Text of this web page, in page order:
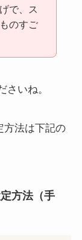
で、ス
のすご
さいね。
方法は下記の
方法（手